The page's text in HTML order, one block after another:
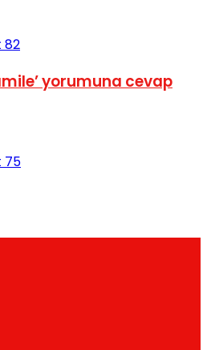
82
yorumuna cevap
75